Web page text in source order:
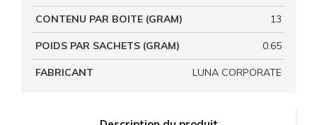
CONTENU PAR BOITE (GRAM) 13
POIDS PAR SACHETS (GRAM) 0.65
FABRICANT LUNA CORPORATE